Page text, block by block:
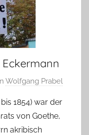
Wolfgang Prabel
1854) war der
von Goethe,
akribisch